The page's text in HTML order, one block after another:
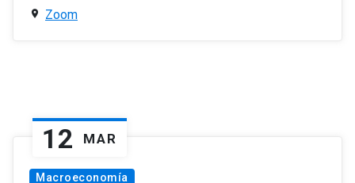
Zoom
12 MAR
Macroeconomía